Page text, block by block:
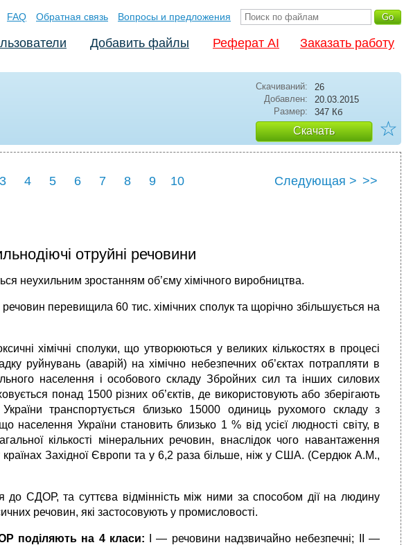
FAQ Обратная связь Вопросы и предложения
Добавить файлы Реферат AI Заказать работу
Скачиваний:
26
Добавлен:
20.03.2015
Размер:
347 Кб
Скачать ☆
3 4 5 6 7 8 9 10 Следующая > >>
отруйні речовини
неухильним зростанням об’єму хімічного виробництва.
перевищила 60 тис. хімічних сполук та щорічно збільшується на
хiмiчнi сполуки, що утворюються у великих кiлькостях в процесi
руйнувань (аварiй) на хiмiчно небезпечних об’єктах потрапляти в
населення і особового складу Збройних сил та iнших силових
понад 1500 різних об’єктів, де використовують або зберігають
транспортується близько 15000 одиниць рухомого складу з
України становить близько 1 % від усієї людності свiту, в
кількості мiнеральних речовин, внаслідок чого навантаження
країнах Захiдної Європи та у 6,2 раза більше, нiж у США. (Сердюк А.М.,
до СДОР, та суттєва вiдмiннiсть між ними за способом дiї на людину
речовин, які застосовують у промисловостi.
поділяють на 4 класи: І ― речовини надзвичайно небезпечні; ІІ ―